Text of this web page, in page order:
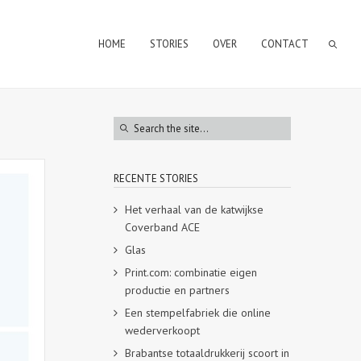
HOME STORIES OVER CONTACT
RECENTE STORIES
Het verhaal van de katwijkse
Coverband ACE
Glas
Print.com: combinatie eigen
productie en partners
Een stempelfabriek die online
wederverkoopt
Brabantse totaaldrukkerij scoort in